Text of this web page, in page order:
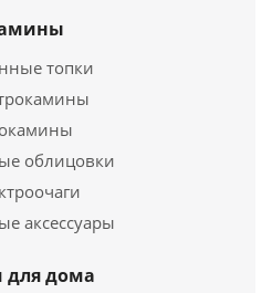
"ВОЕВОДА" 20 (ДТ3,
конвектор)
руб.
топки
облицовки
аксессуары
для дома